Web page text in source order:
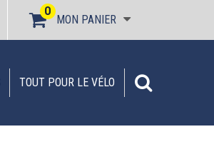
MON PANIER
0
TOUT POUR LE VÉLO